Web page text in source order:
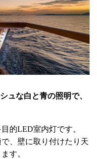
ュな白と青の照明で、
的LED室内灯です。
、壁に取り付けたり天
す。